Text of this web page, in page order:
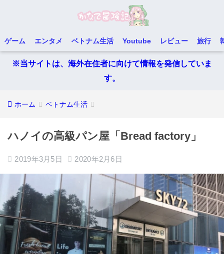
ゲーム エンタメ ベトナム生活 Youtube レビュー 旅行
※当サイトは、海外在住者に向けて情報を発信していま
す。
ホーム ベトナム生活
ハノイの高級パン屋「Bread factory」
2019年3月5日 2020年2月6日